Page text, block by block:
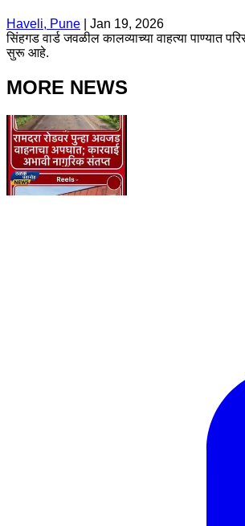
Haveli, Pune
Jan 19, 2026
सिंहगड वार्ड जवळील कालव्याच्या वाहत्या पाण्यात
सुरू आहे.
MORE NEWS